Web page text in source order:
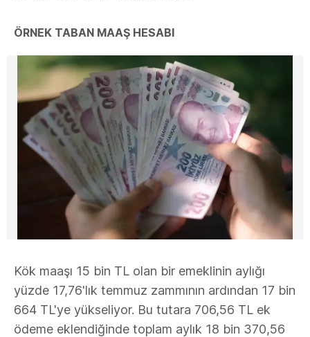
ÖRNEK TABAN MAAŞ HESABI
Kök maaşı 15 bin TL olan bir emeklinin aylığı
yüzde 17,76'lık temmuz zammının ardından 17 bin
664 TL'ye yükseliyor. Bu tutara 706,56 TL ek
ödeme eklendiğinde toplam aylık 18 bin 370,56